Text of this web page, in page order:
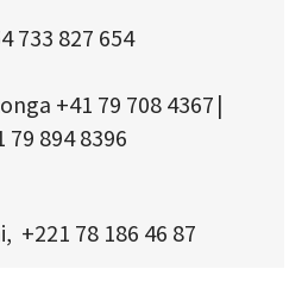
733 827 654
+41 79 708 4367 |
79 894 8396
+221 78 186 46 87